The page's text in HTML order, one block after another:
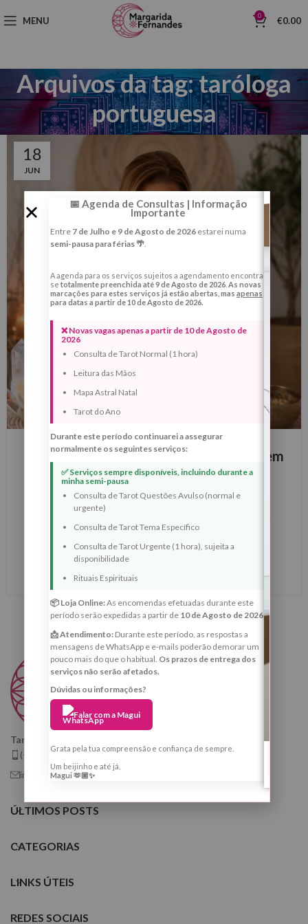
MENU 0 €0.00
Arquivos da tag: taróloga
portuguesa
18
JUN
21 de Junho – Ritual da Lua Crescente em
Balança (Harmonia e Reequilíbrio)
Margarida Fernandes 0
Lua Crescente em Balança e Solstício de Verão 2026 —
Ritual de Harmonia, Reciprocidade e Reequilíbrio dos
Caminhos
LER MAIS
Taróloga, Cartomante e Quiróloga
(+351) 925 799 410
info@tarologamargaridafernandes.com
ÚLTIMOS POSTS
CATEGORIAS
LINKS ÚTEIS
REDES SOCIAIS
📅 Agenda de Consultas | Informação
Importante
Entre 7 de Julho e 9 de Agosto de 2026estarei numa
semi-pausa para férias 🌴.
A agenda para os serviços sujeitos a agendamento encontra-
se totalmente preenchida até 9 de Agosto de 2026. As novas
marcações para estes serviços já estão abertas, mas apenas
para datas a partir de 10 de Agosto de 2026.
❌ Novas vagas apenas a partir de 10 de Agosto de
2026
Consulta de Tarot Normal (1 hora)
Leitura das Mãos
Mapa Astral Natal
Tarot do Ano
Durante este período continuarei a assegurar
normalmente os seguintes serviços:
✅ Serviços sempre disponíveis, incluindo durante a
minha semi-pausa
Consulta de Tarot Questões Avulso (normal e
urgente)
Consulta de Tarot Tema Específico
Consulta de Tarot Urgente (1 hora), sujeita a
disponibilidade
Rituais Espirituais
📦 Loja Online:As encomendas efetuadas durante este
período serão expedidas a partir de 10 de Agosto de 2026.
📩 Atendimento:Durante este período, as respostas a
mensagens de WhatsApp e e-mails poderão demorar um
pouco mais do que o habitual. Os prazos de entrega dos
serviços não serão afetados.
Dúvidas ou informações?
Falar com a Magui
Grata pela tua compreensão e confiança de sempre.
Um beijinho e até já,
Magui 🫶🏼✨